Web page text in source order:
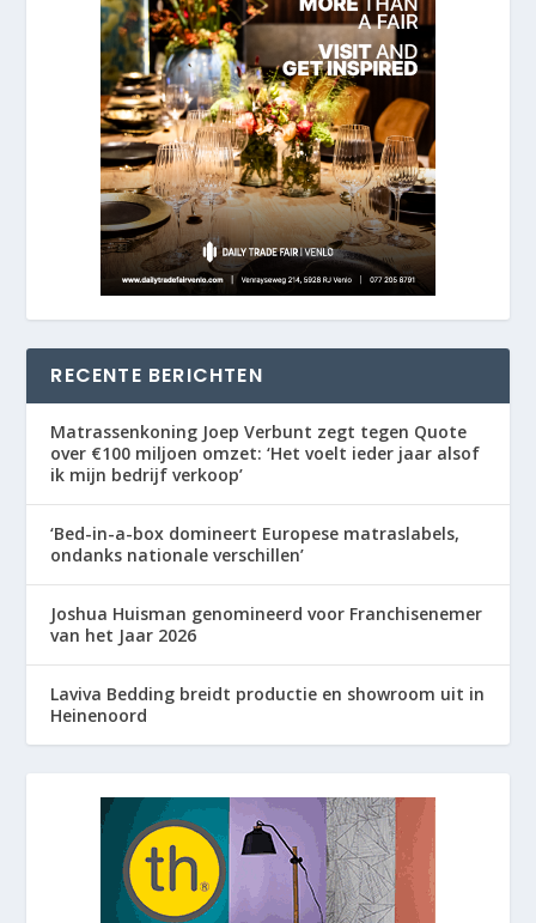
RECENTE BERICHTEN
Matrassenkoning Joep Verbunt zegt tegen Quote
over €100 miljoen omzet: ‘Het voelt ieder jaar alsof
ik mijn bedrijf verkoop’
‘Bed-in-a-box domineert Europese matraslabels,
ondanks nationale verschillen’
Joshua Huisman genomineerd voor Franchisenemer
van het Jaar 2026
Laviva Bedding breidt productie en showroom uit in
Heinenoord